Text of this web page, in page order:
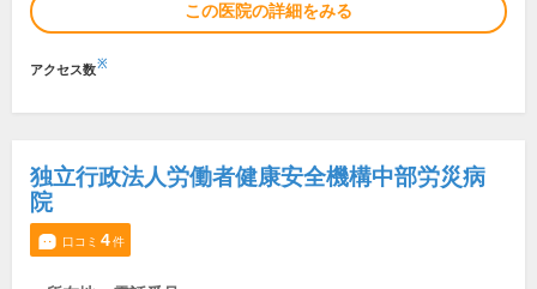
この医院の詳細をみる
アクセス数※
独立行政法人労働者健康安全機構中部労災病
院
口コミ 4件